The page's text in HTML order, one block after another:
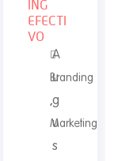
ING
EFECTI
VO
A
u
g
u
s
Branding
,
Marketing